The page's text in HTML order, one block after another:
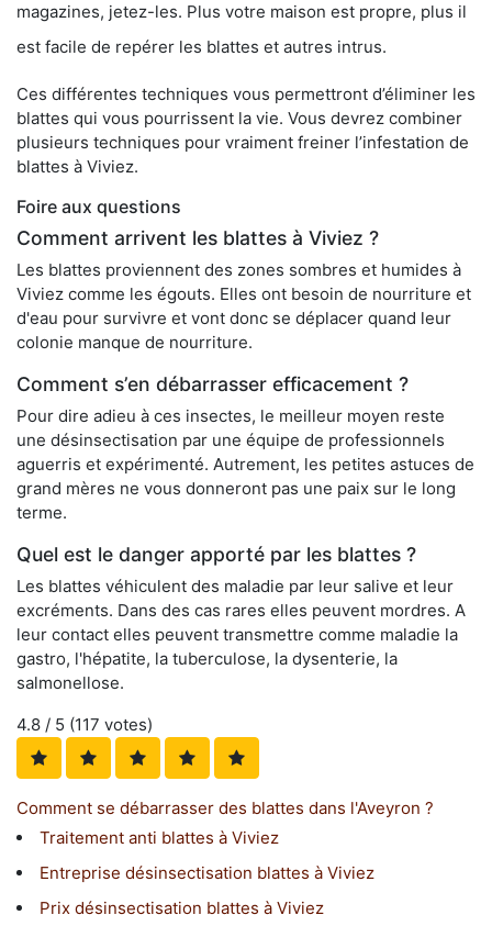
magazines, jetez-les. Plus votre maison est propre, plus il
est facile de repérer les blattes et autres intrus.
Ces différentes techniques vous permettront d’éliminer les
blattes qui vous pourrissent la vie. Vous devrez combiner
plusieurs techniques pour vraiment freiner l’infestation de
blattes à Viviez.
Foire aux questions
Comment arrivent les blattes à Viviez ?
Les blattes proviennent des zones sombres et humides à
Viviez comme les égouts. Elles ont besoin de nourriture et
d'eau pour survivre et vont donc se déplacer quand leur
colonie manque de nourriture.
Comment s’en débarrasser efficacement ?
Pour dire adieu à ces insectes, le meilleur moyen reste
une désinsectisation par une équipe de professionnels
aguerris et expérimenté. Autrement, les petites astuces de
grand mères ne vous donneront pas une paix sur le long
terme.
Quel est le danger apporté par les blattes ?
Les blattes véhiculent des maladie par leur salive et leur
excréments. Dans des cas rares elles peuvent mordres. A
leur contact elles peuvent transmettre comme maladie la
gastro, l'hépatite, la tuberculose, la dysenterie, la
salmonellose.
4.8 / 5 (117 votes)
Comment se débarrasser des blattes dans l'Aveyron ?
Traitement anti blattes à Viviez
Entreprise désinsectisation blattes à Viviez
Prix désinsectisation blattes à Viviez